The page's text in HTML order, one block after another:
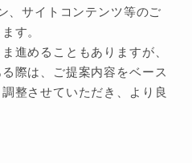
、サイトコンテンツ等のご
す。
進めることもありますが、
際は、
ご提案内容をベース
整させていただき、より良